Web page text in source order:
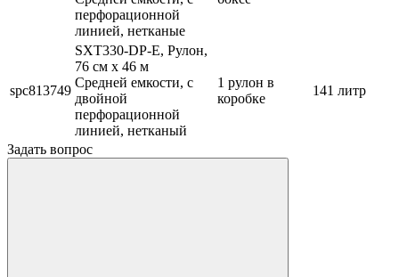
перфорационной
линией, нетканые
spc813749
SXT330-DP-E, Рулон,
76 см x 46 м
Средней емкости, с
двойной
перфорационной
линией, нетканый
1 рулон в
коробке
141 литр
Задать вопрос